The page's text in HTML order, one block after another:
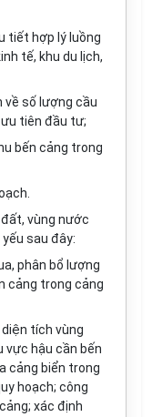
tiết hợp lý luồng
tế, khu du lịch,
về số lượng cầu
ưu tiên đầu tư;
bến cảng trong
vùng nước
sau đây:
phân bổ lượng
cảng trong cảng
diện tích vùng
vực hậu cần bến
cảng biển trong
hoạch; công
xác định